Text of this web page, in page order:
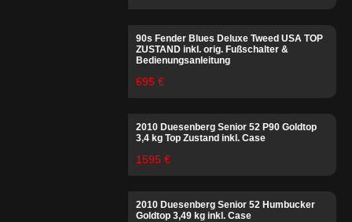
90s Fender Blues Deluxe Tweed USA TOP
ZUSTAND inkl. orig. Fußschalter &
Bedienungsanleitung
695 €
2010 Duesenberg Senior 52 P90 Goldtop
3,4 kg Top Zustand inkl. Case
1595 €
2010 Duesenberg Senior 52 Humbucker
Goldtop 3,49 kg inkl. Case